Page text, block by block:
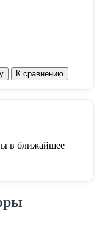
К сравнению
в ближайшее